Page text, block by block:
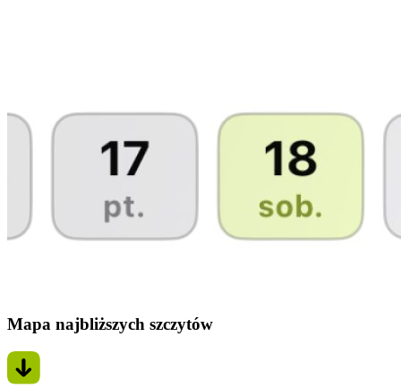
Mapa najbliższych szczytów